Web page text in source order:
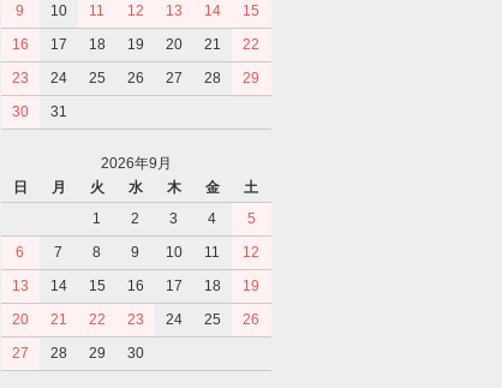
9
10 11 12 13 14
15
16
17 18 19 20 21
22
23
24 25 26 27 28
29
30
31
2026年9月
日
月 火 水 木 金
土
1
2 3 4
5
6
7 8 9 10 11
12
13
14 15 16 17 18
19
20
21 22 23 24 25
26
27
28 29 30